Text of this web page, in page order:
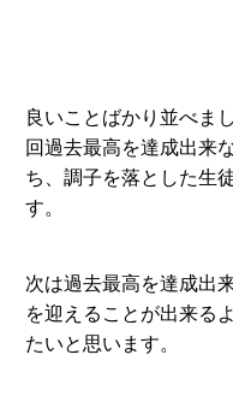
良いことばかり並べま
回過去最高を達成出来
ち、調子を落とした生
す。
次は過去最高を達成出
を迎えることが出来る
たいと思います。